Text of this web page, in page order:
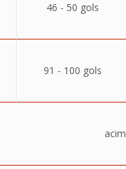
46 - 50 gols
91 - 100 gols